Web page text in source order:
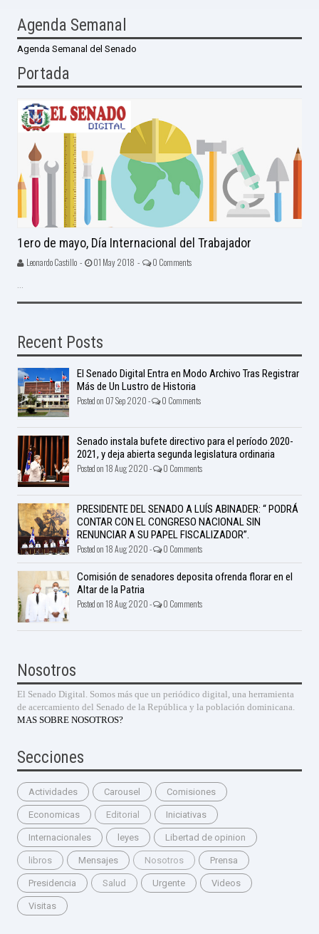
Agenda Semanal
Agenda Semanal del Senado
Portada
1ero de mayo, Día Internacional del Trabajador
Leonardo Castillo - 01 May 2018 - 0 Comments
Recent Posts
El Senado Digital Entra en Modo Archivo Tras Registrar
Más de Un Lustro de Historia
Posted on 07 Sep 2020 - 0 Comments
Senado instala bufete directivo para el período 2020-
2021, y deja abierta segunda legislatura ordinaria
Posted on 18 Aug 2020 - 0 Comments
PRESIDENTE DEL SENADO A LUÍS ABINADER: “ PODRÁ
CONTAR CON EL CONGRESO NACIONAL SIN
RENUNCIAR A SU PAPEL FISCALIZADOR”.
Posted on 18 Aug 2020 - 0 Comments
Comisión de senadores deposita ofrenda florar en el
Altar de la Patria
Posted on 18 Aug 2020 - 0 Comments
Nosotros
El Senado Digital. Somos más que un periódico digital, una herramienta
de acercamiento del Senado de la República y la población dominicana.
MAS SOBRE NOSOTROS?
Secciones
Actividades Carousel Comisiones
Economicas Editorial Iniciativas
Internacionales leyes Libertad de opinion
libros Mensajes Nosotros Prensa
Presidencia Salud Urgente Videos
Visitas